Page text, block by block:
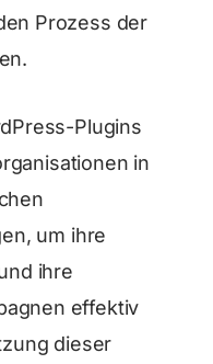
Prozess der
Plugins
in
um ihre
ihre
effektiv
dieser